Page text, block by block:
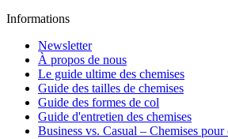
Informations
Newsletter
À propos de nous
Le guide ultime des chemises
Guide des tailles de chemises
Guide des formes de col
Guide d'entretien des chemises
Business vs. Casual – Chemises pour